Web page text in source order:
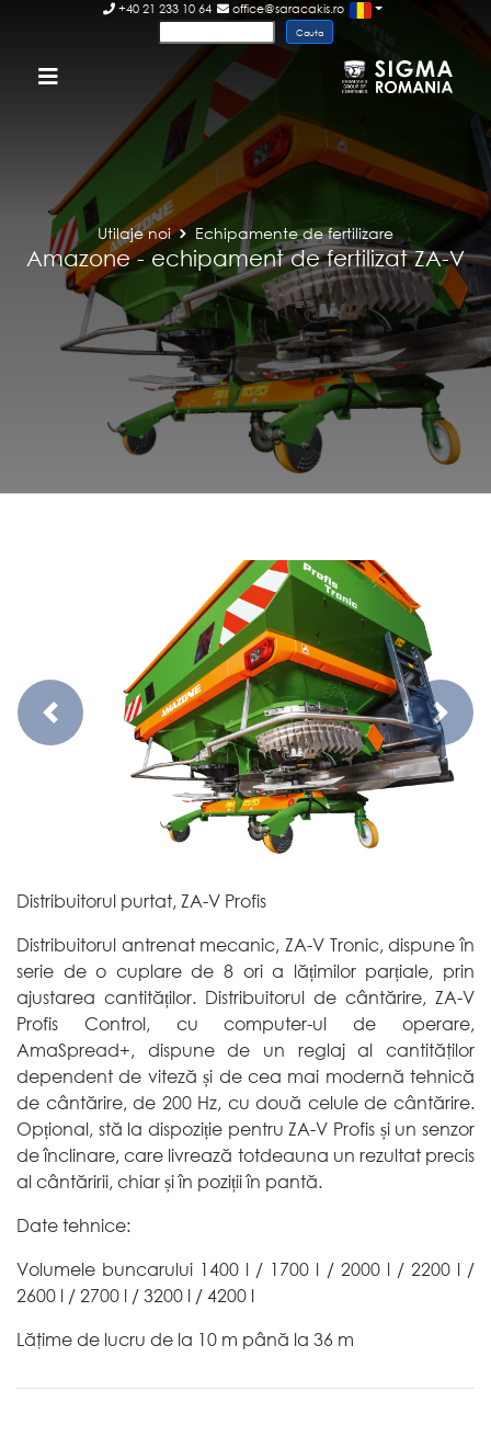
+40 21 233 10 64 office@saracakis.ro
Utilaje noi Echipamente de fertilizare
Amazone - echipament de fertilizat ZA-V
Previous Next
Distribuitorul purtat, ZA-V Profis
Distribuitorul antrenat mecanic, ZA-V Tronic, dispune în
serie de o cuplare de 8 ori a lățimilor parțiale, prin
ajustarea cantităților. Distribuitorul de cântărire, ZA-V
Profis Control, cu computer-ul de operare,
AmaSpread+, dispune de un reglaj al cantităţilor
dependent de viteză și de cea mai modernă tehnică
de cântărire, de 200 Hz, cu două celule de cântărire.
Opțional, stă la dispoziție pentru ZA-V Profis și un senzor
de înclinare, care livrează totdeauna un rezultat precis
al cântăririi, chiar și în poziții în pantă.
Date tehnice:
Volumele buncarului 1400 l / 1700 l / 2000 l / 2200 l /
2600 l / 2700 l / 3200 l / 4200 l
Lăţime de lucru de la 10 m până la 36 m